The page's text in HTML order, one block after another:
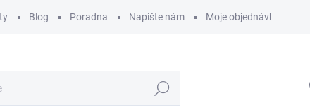
Blog Poradna Napište nám Moje objednávka
Hledat